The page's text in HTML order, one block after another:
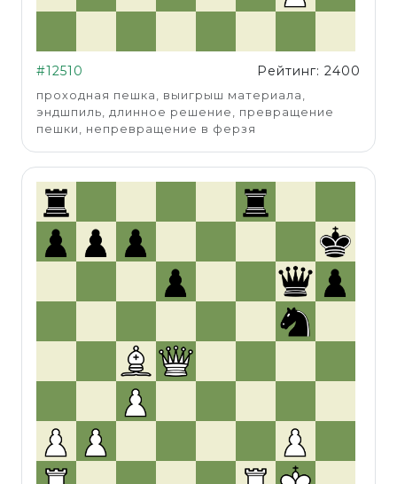
#12510 Рейтинг: 2400
проходная пешка, выигрыш материала,
эндшпиль, длинное решение, превращение
пешки, непревращение в ферзя